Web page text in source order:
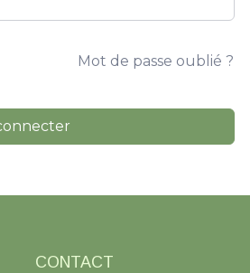
Mot de passe oublié ?
CONTACT